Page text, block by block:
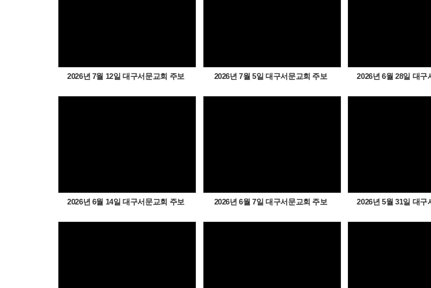
2026년 7월 12일 대구서문교회 주보 2026년 7월 5일 대구서문교회 주보 2026년 6월 28일 대구
2026년 6월 14일 대구서문교회 주보 2026년 6월 7일 대구서문교회 주보 2026년 5월 31일 대구